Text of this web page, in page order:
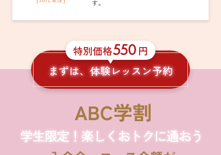
す。
特別価格550 円
まずは、体験レッスン予約